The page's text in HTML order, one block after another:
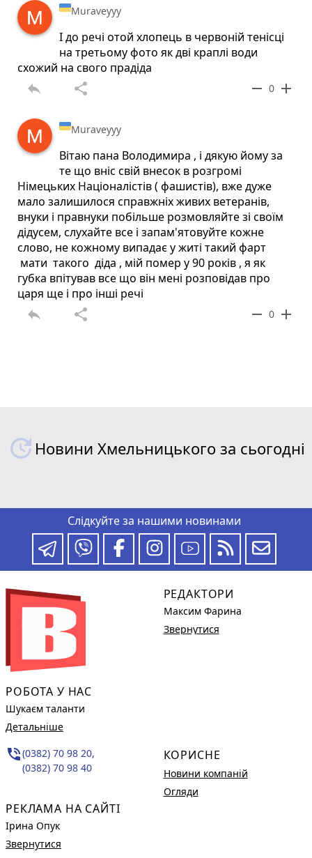
Muraveyyy
І до речі отой хлопець в червоній тенісці
на третьому фото як дві краплі води
схожий на свого прадіда
reply share remove 0 add
Muraveyyy
Вітаю пана Володимира , і дякую йому за
те що вніс свій внесок в розгромі
Німецьких Націоналістів ( фашистів), вже дуже
мало залишилося справжніх живих ветеранів,
внуки і правнуки побільше розмовляйте зі своїм
дідусем, слухайте все і запам'ятовуйте кожне
слово, не кожному випадає у житі такий фарт
мати такого діда , мій помер у 90 років , я як
губка впітував все що він мені розповідав про
царя ще і про інші речі
reply share remove 0 add
Новини Хмельницького за сьогодні
Слідкуйте за нашими новинами
РОБОТА У НАС
Шукаєм таланти
Детальніше
phone_in_talk(0382) 70 98 20,
(0382) 70 98 40
РЕКЛАМА НА САЙТІ
Ірина Опук
Звернутися
РЕДАКТОРИ
Максим Фарина
Звернутися
КОРИСНЕ
Новини компаній
Огляди